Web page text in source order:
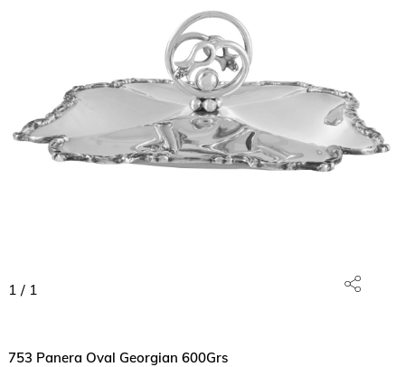
1 / 1
753 Panera Oval Georgian 600Grs